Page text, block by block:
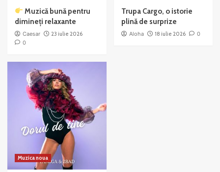
Muzică bună pentru
dimineți relaxante
Caesar
23 iulie 2026
0
Trupa Cargo, o istorie
plină de surprize
Aloha 18 iulie 2026 0
Muzica noua